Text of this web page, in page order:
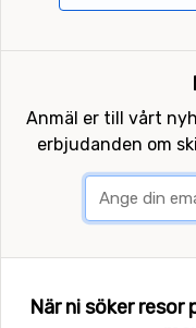
Anmäl er till vårt
erbjudanden om
När ni söker resor